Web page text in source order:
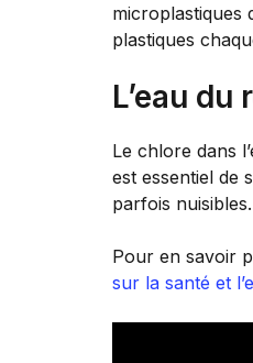
microplastiques
plastiques
L’eau
Le chlore dans
est essentiel de
parfois
Pour en savoir
sur la santé et